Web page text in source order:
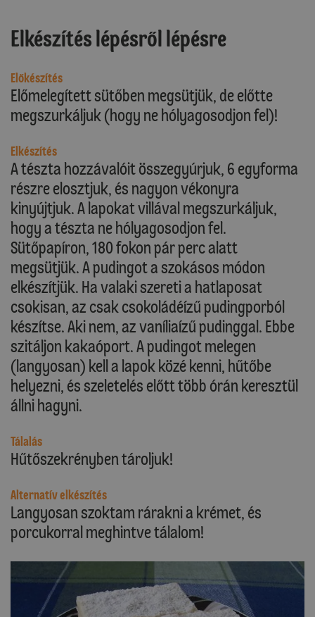
Elkészítés lépésről lépésre
Előkészítés
Előmelegített sütőben megsütjük, de előtte
megszurkáljuk (hogy ne hólyagosodjon fel)!
Elkészítés
A tészta hozzávalóit összegyúrjuk, 6 egyforma
részre elosztjuk, és nagyon vékonyra
kinyújtjuk. A lapokat villával megszurkáljuk,
hogy a tészta ne hólyagosodjon fel.
Sütőpapíron, 180 fokon pár perc alatt
megsütjük. A pudingot a szokásos módon
elkészítjük. Ha valaki szereti a hatlaposat
csokisan, az csak csokoládéízű pudingporból
készítse. Aki nem, az vaníliaízű pudinggal. Ebbe
szitáljon kakaóport. A pudingot melegen
(langyosan) kell a lapok közé kenni, hűtőbe
helyezni, és szeletelés előtt több órán keresztül
állni hagyni.
Tálalás
Hűtőszekrényben tároljuk!
Alternatív elkészítés
Langyosan szoktam rárakni a krémet, és
porcukorral meghintve tálalom!